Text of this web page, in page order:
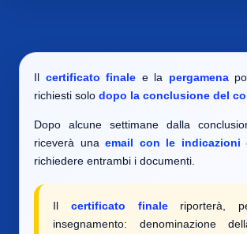
Il certificato finale e la pergamena
richiesti solo dopo la conclusione del
Dopo alcune settimane dalla
riceverà unaemail con le indicazioni
richiedere entrambi i documenti.
Il certificato finaleriporterà,
insegnamento: denominazione